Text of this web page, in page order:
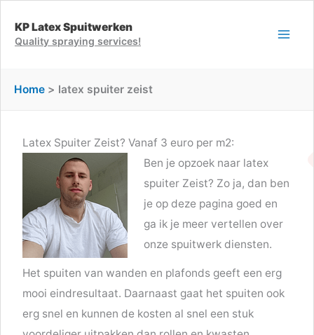
naarKP Latex Spuitwerken
Quality spraying services!
Home latex spuiter zeist
Latex Spuiter Zeist? Vanaf 3 euro per m2:
Ben je opzoek naar latex
spuiter Zeist? Zo ja, dan ben
je op deze pagina goed en
ga ik je meer vertellen over
onze spuitwerk diensten.
Het spuiten van wanden en plafonds geeft een erg
mooi eindresultaat. Daarnaast gaat het spuiten ook
erg snel en kunnen de kosten al snel een stuk